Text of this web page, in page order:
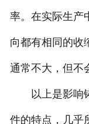
率。在实际生产
向都有相同的收
通常不大，但不
以上是影响铸
件的特点，几乎